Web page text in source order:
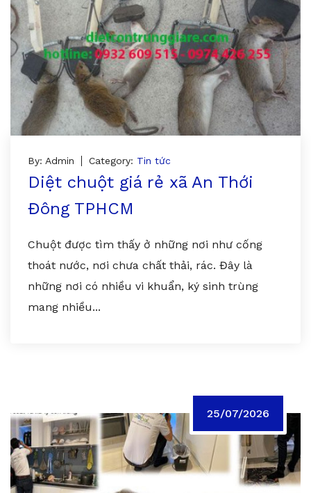
By: Admin Category: Tin tức
Diệt chuột giá rẻ xã An Thới
Đông TPHCM
Chuột được tìm thấy ở những nơi như cống
thoát nước, nơi chưa chất thải, rác. Đây là
những nơi có nhiều vi khuẩn, ký sinh trùng
mang nhiều...
25/07/2026